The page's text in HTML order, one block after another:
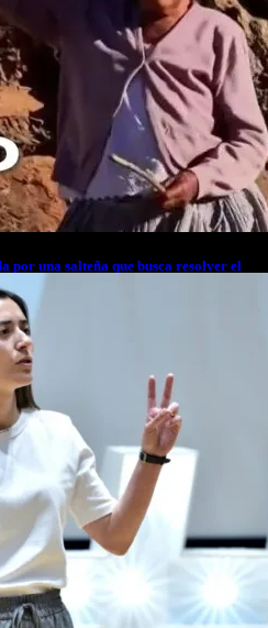
por una salteña que busca resolver el
en Latinoamérica